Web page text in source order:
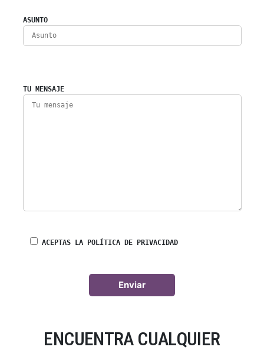
ASUNTO
TU MENSAJE
ACEPTAS LA POLÍTICA DE PRIVACIDAD
ENCUENTRA CUALQUIER